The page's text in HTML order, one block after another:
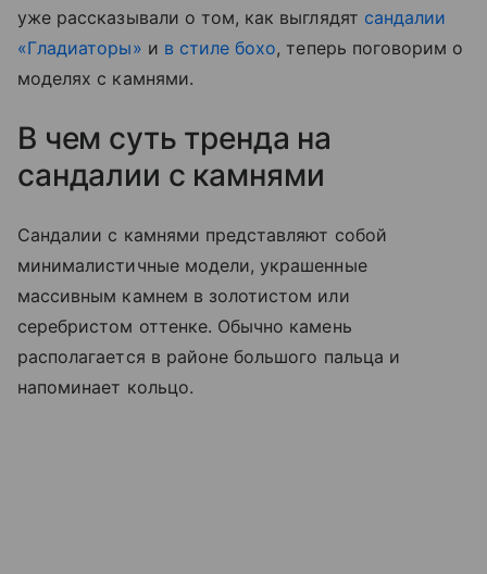
уже рассказывали о том, как выглядят сандалии
«Гладиаторы» и в стиле бохо, теперь поговорим о
моделях с камнями.
В чем суть тренда на
сандалии с камнями
Сандалии с камнями представляют собой
минималистичные модели, украшенные
массивным камнем в золотистом или
серебристом оттенке. Обычно камень
располагается в районе большого пальца и
напоминает кольцо.